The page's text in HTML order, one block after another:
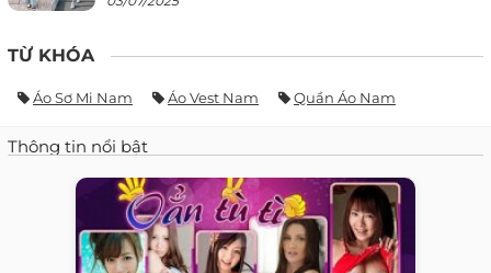
TỪ KHÓA
Áo Sơ Mi Nam Áo Vest Nam Quần Áo Nam
Thông tin nổi bật